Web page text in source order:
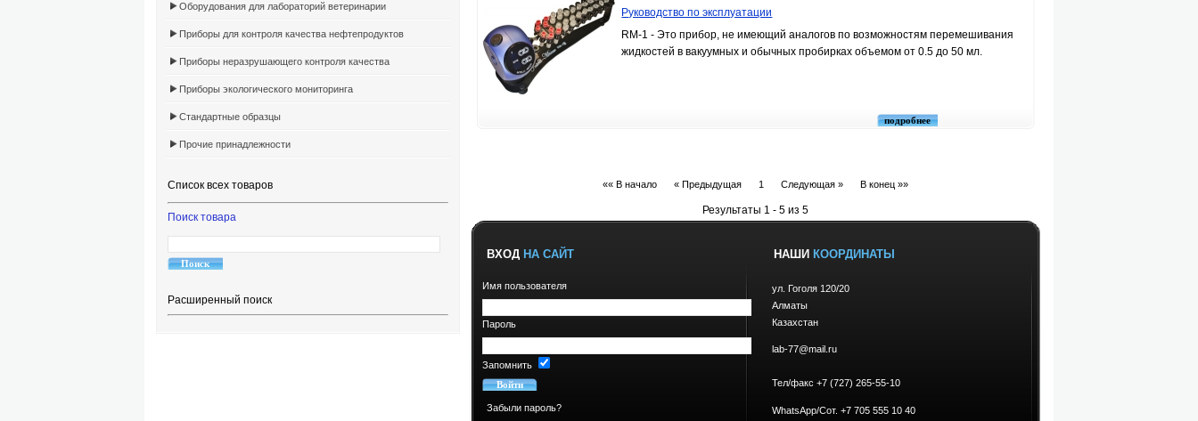
Оборудования для лабораторий ветеринарии
Приборы для контроля качества нефтепродуктов
Приборы неразрушающего контроля качества
Приборы экологического мониторинга
Стандартные образцы
Прочие принадлежности
Список всех товаров
Поиск товара
Расширенный поиск
Руководство по эксплуатации
RM-1 - Это прибор, не имеющий аналогов по возможностям перемешивания
жидкостей в вакуумных и обычных пробирках объемом от 0.5 до 50 мл.
подробнее
«« В начало « Предыдущая 1 Следующая » В конец »»
Результаты 1 - 5 из 5
ВХОД НА САЙТ
Имя пользователя
Пароль
Запомнить
Забыли пароль?
НАШИ КООРДИНАТЫ
ул. Гоголя 120/20
Алматы
Казахстан
lab-77@mail.ru
Тел/факс +7 (727) 265-55-10
WhatsApp/Сот. +7 705 555 10 40